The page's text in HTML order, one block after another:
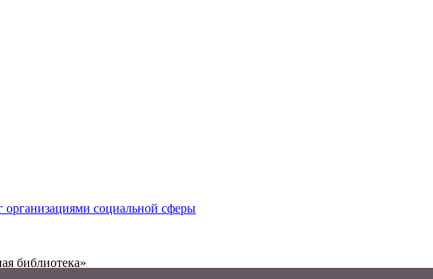
организациями социальной сферы
библиотека»